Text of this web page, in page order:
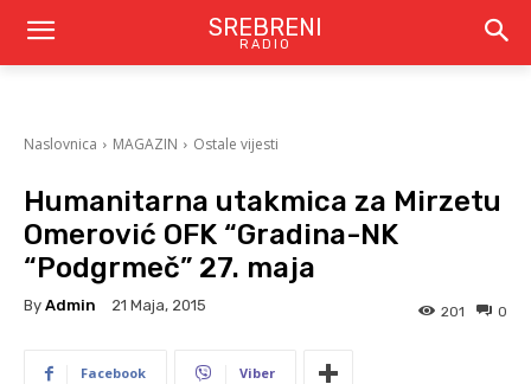
SREBRENI
RADIO
Naslovnica MAGAZIN Ostale vijesti
Humanitarna utakmica za Mirzetu
Omerović OFK “Gradina-NK
“Podgrmeč” 27. maja
By Admin 21 Maja, 2015 0
201
Facebook Viber